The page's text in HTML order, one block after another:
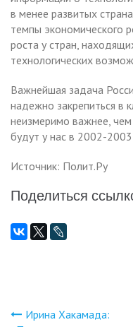
в менее развитых
темпы экономического
роста у стран,
технологических
Важнейшая задача
надежно закрепиться в
неизмеримо важнее,
будут у нас в 2002-2003
Источник: Полит.Ру
Поделиться
Ирина Хакамада: